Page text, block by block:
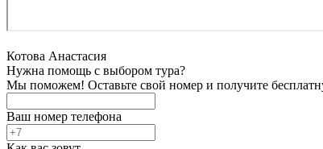
Котова Анастасия
Нужна помощь с выбором тура?
Мы поможем! Оставьте свой номер и получите
Ваш номер телефона